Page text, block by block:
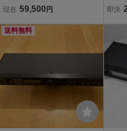
Model100 ロックマン
き B'z 松本孝弘
現在 59,500 円
マル
即決
送料無料